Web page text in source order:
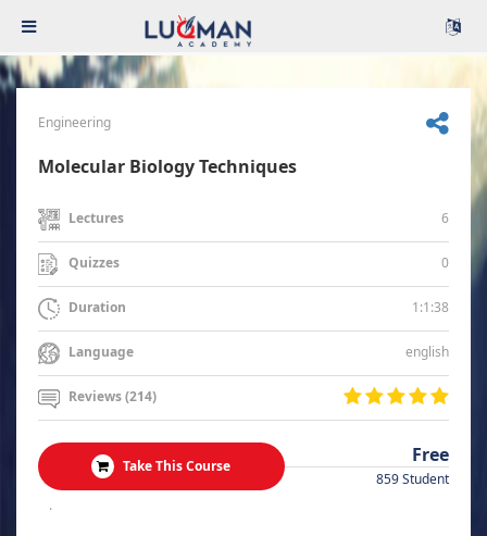
Engineering
Molecular Biology Techniques
Lectures 6
Quizzes 0
Duration 1:1:38
Language english
Reviews (214)
Take This Course Free
859 Student
.